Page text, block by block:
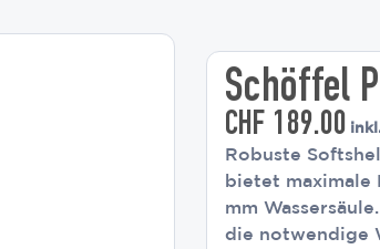
Schöffel
CHF 189.00
Robuste
bietet
mm
die notwendige